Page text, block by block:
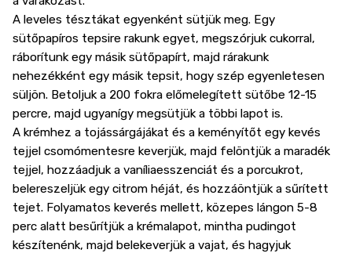
A leveles tésztákat egyenként sütjük meg. Egy
sütőpapíros tepsire rakunk egyet, megszórjuk cukorral,
ráborítunk egy másik sütőpapírt, majd rárakunk
nehezékként egy másik tepsit, hogy szép egyenletesen
süljön. Betoljuk a 200 fokra előmelegített sütőbe 12-15
percre, majd ugyanígy megsütjük a többi lapot is.
A krémhez a tojássárgájákat és a keményítőt egy kevés
tejjel csomómentesre keverjük, majd felöntjük a maradék
tejjel, hozzáadjuk a vaníliaesszenciát és a porcukrot,
belereszeljük egy citrom héját, és hozzáöntjük a sűrített
tejet. Folyamatos keverés mellett, közepes lángon 5-8
perc alatt besűrítjük a krémalapot, mintha pudingot
készítenénk, majd belekeverjük a vajat, és hagyjuk